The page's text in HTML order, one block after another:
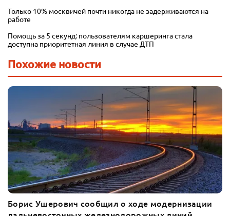
Только 10% москвичей почти никогда не задерживаются на
работе
Помощь за 5 секунд: пользователям каршеринга стала
доступна приоритетная линия в случае ДТП
Похожие новости
Борис Ушерович сообщил о ходе модернизации